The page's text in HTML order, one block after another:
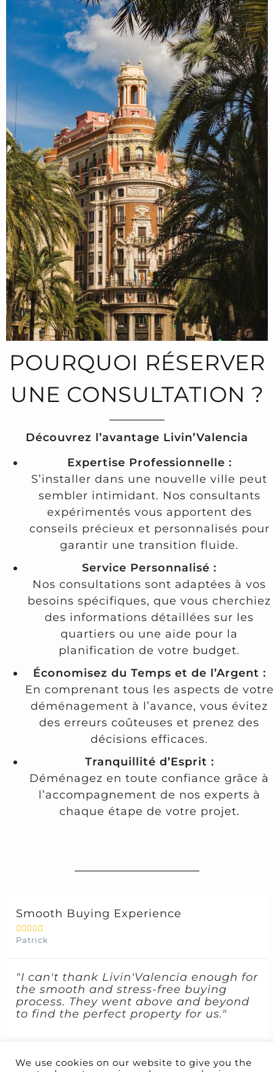
POURQUOI RÉSERVER
UNE CONSULTATION ?
Découvrez l’avantage Livin’Valencia
Expertise Professionnelle :
S’installer dans une nouvelle ville peut
sembler intimidant. Nos consultants
expérimentés vous apportent des
conseils précieux et personnalisés pour
garantir une transition fluide.
Service Personnalisé :
Nos consultations sont adaptées à vos
besoins spécifiques, que vous cherchiez
des informations détaillées sur les
quartiers ou une aide pour la
planification de votre budget.
Économisez du Temps et de l’Argent :
En comprenant tous les aspects de votre
déménagement à l’avance, vous évitez
des erreurs coûteuses et prenez des
décisions efficaces.
Tranquillité d’Esprit :
Déménagez en toute confiance grâce à
l’accompagnement de nos experts à
chaque étape de votre projet.
Smooth Buying Experience
    
Patrick
"I can't thank Livin'Valencia enough for
the smooth and stress-free buying
process. They went above and beyond
to find the perfect property for us."
We use cookies on our website to give you the